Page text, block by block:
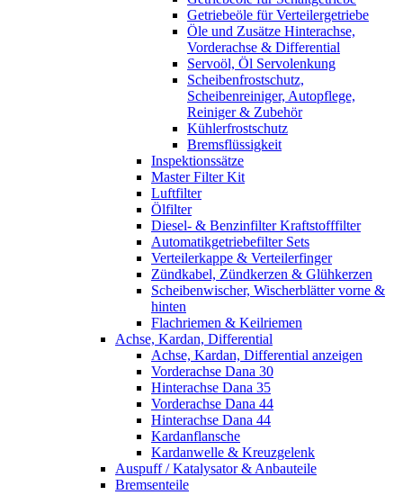
Getriebeöle für Verteilergetriebe
Öle und Zusätze Hinterachse,
Vorderachse & Differential
Servoöl, Öl Servolenkung
Scheibenfrostschutz,
Scheibenreiniger, Autopflege,
Reiniger & Zubehör
Kühlerfrostschutz
Bremsflüssigkeit
Inspektionssätze
Master Filter Kit
Luftfilter
Ölfilter
Diesel- & Benzinfilter Kraftstofffilter
Automatikgetriebefilter Sets
Verteilerkappe & Verteilerfinger
Zündkabel, Zündkerzen & Glühkerzen
Scheibenwischer, Wischerblätter vorne &
hinten
Flachriemen & Keilriemen
Achse, Kardan, Differential
Achse, Kardan, Differential anzeigen
Vorderachse Dana 30
Hinterachse Dana 35
Vorderachse Dana 44
Hinterachse Dana 44
Kardanflansche
Kardanwelle & Kreuzgelenk
Auspuff / Katalysator & Anbauteile
Bremsenteile